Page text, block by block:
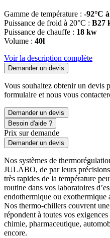
Gamme de température : -92°C
Puissance de froid à 20°C : B27
Puissance de chauffe : 18 kw
Volume : 40l
Voir la description complète
Demander un devis
Vous souhaitez obtenir un devis
formulaire et nous vous
Demander un devis
Besoin d'aide ?
Prix sur demande
Demander un devis
Nos systèmes de
JULABO, de par leurs
très rapides de la température
routine dans vos laboratoires
endothermique ou exothermique
Nos thermo-chillers couvrent
répondent à toutes vos
chimie, pharmaceutique,
encore.